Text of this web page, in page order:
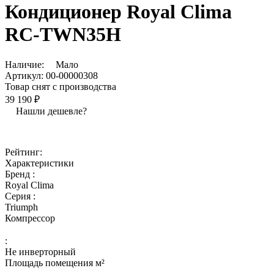
Кондиционер Royal Clima
RC-TWN35H
Наличие:
Мало
Артикул: 00-00000308
Товар снят с производства
39 190 ₽
Нашли дешевле?
Рейтинг:
Характеристики
Бренд :
Royal Clima
Серия :
Triumph
Компрессор
:
Не инверторный
Площадь помещения м²